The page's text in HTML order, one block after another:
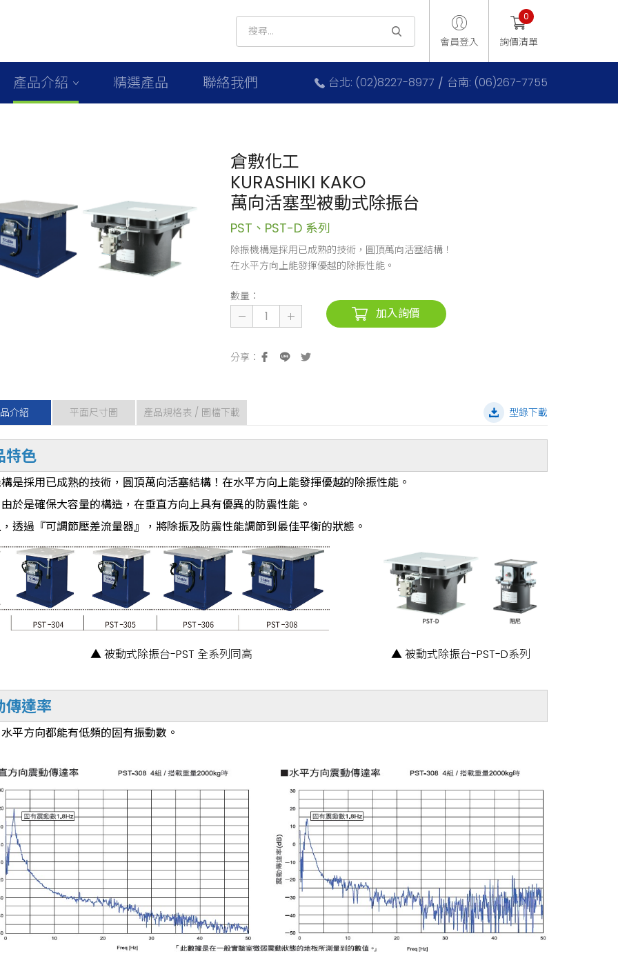
會員登入 詢價清單
0
產品介紹 精選產品 聯絡我們 台北: (02)8227-8977 台南: (06)267-7755
倉敷化工
KURASHIKI KAKO
萬向活塞型被動式除振台
PST、PST-D 系列
除振機構是採用已成熟的技術，圓頂萬向活塞結構！
在水平方向上能發揮優越的除振性能。
數量：
加入詢價
介紹 平面尺寸圖 產品規格表 / 圖檔下載 型錄下載
特色
是採用已成熟的技術，圓頂萬向活塞結構！在水平方向上能發揮優越的除振性能。
於是確保大容量的構造，在垂直方向上具有優異的防震性能。
透過『可調節壓差流量器』，將除振及防震性能調節到最佳平衡的狀態。
▲ 被動式除振台-PST 全系列同高 ▲ 被動式除振台-PST-D系列
傳達率
平方向都能有低頻的固有振動數。